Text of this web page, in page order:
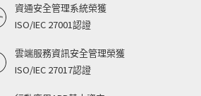
資通安全管理系統榮獲
ISO/IEC 27001認證
雲端服務資訊安全管理榮獲
ISO/IEC 27017認證